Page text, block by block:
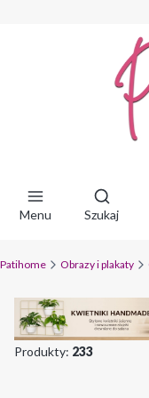
Menu
Otwórz
Szukaj
Patihome Obrazy i plakaty
Produkty: 233